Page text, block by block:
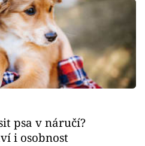
psa v náručí?
i osobnost